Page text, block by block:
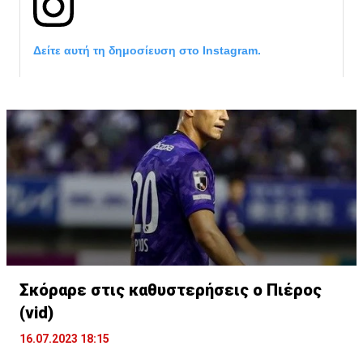
Δείτε αυτή τη δημοσίευση στο Instagram.
Η δημοσίευση κοινοποιήθηκε από το χρήστη David Beckham
Σκόραρε στις καθυστερήσεις ο Πιέρος
(vid)
16.07.2023 18:15